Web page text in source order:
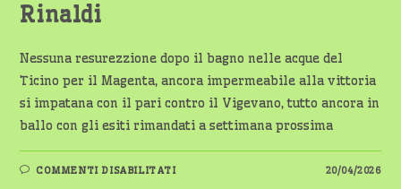
Rinaldi
Nessuna resurezzione dopo il bagno nelle acque del
Ticino per il Magenta, ancora impermeabile alla vittoria
si impatana con il pari contro il Vigevano, tutto ancora in
ballo con gli esiti rimandati a settimana prossima
COMMENTI DISABILITATISU 20/04/2026